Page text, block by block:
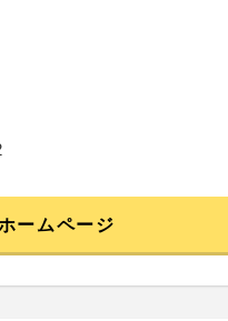
ームページ